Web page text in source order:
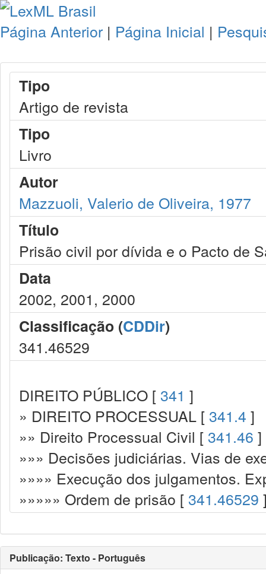
Página Anterior | Página Inicial |
Tipo
Artigo de revista
Tipo
Livro
Autor
Mazzuoli, Valerio de Oliveira, 1977
Título
Prisão civil por dívida e o Pacto de
Data
2002, 2001, 2000
Classificação (CDDir)
341.46529
DIREITO PÚBLICO [ 341 ]
» DIREITO PROCESSUAL [ 341.4 ]
»» Direito Processual Civil [ 341.46 ]
»»» Decisões judiciárias. Vias de
»»»» Execução dos julgamentos.
»»»»» Ordem de prisão [ 341.46529
Publicação: Texto - Português